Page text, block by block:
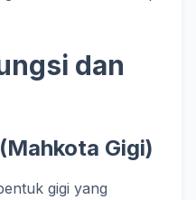
dan
(Mahkota Gigi)
gigi yang